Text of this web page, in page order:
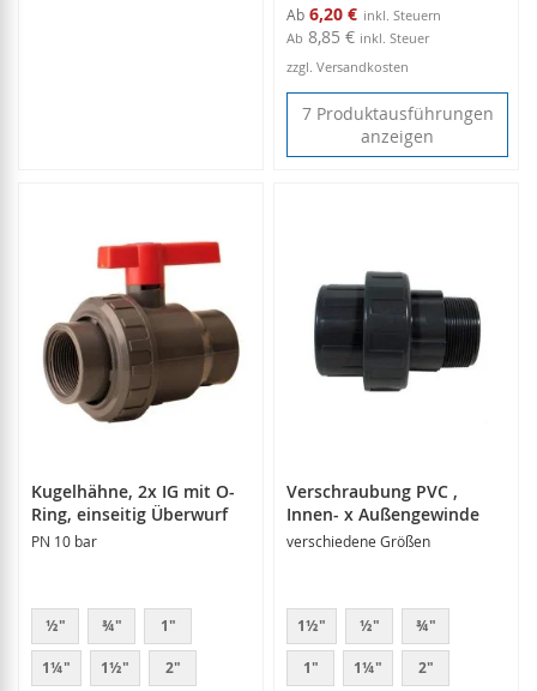
Ab 6,20 €
Ab 8,85 € inkl. Steuer
zzgl. Versandkosten
7 Produktausführungen
anzeigen
Kugelhähne, 2x IG mit O-
Ring, einseitig Überwurf
PN 10 bar
½" ¾" 1"
1¼" 1½" 2"
Verschraubung PVC ,
Innen- x Außengewinde
verschiedene Größen
1½" ½" ¾"
1" 1¼" 2"